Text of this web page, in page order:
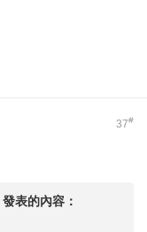
37#
發表的內容：